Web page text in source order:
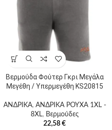
Βερμούδα Φούτερ Γκρι Μεγάλα
Μεγέθη / Υπερμεγέθη KS20815
ΑΝΔΡΙΚΑ, ΑΝΔΡΙΚΑ ΡΟΥΧΑ 1XL -
8XL, Βερμούδες
22,58 €